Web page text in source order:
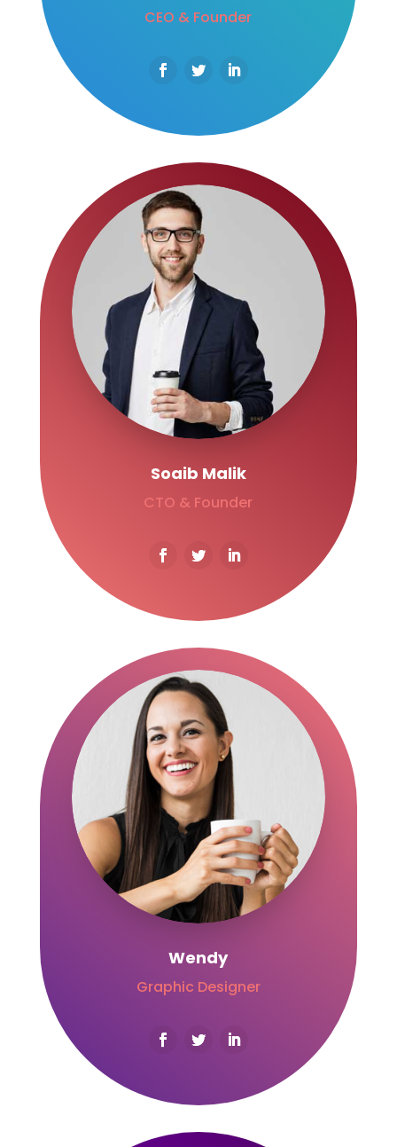
CEO & Founder
Soaib Malik
CTO & Founder
Wendy
Graphic Designer